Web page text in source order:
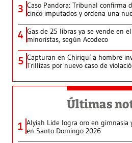
3 Caso Pandora: Tribunal confirma
cinco imputados y ordena una
4 Gas de 25 libras ya se vende en
minoristas, según Acodeco
5 Capturan en Chiriquí a hombre
Trillizas por nuevo caso de
Últimas
1 Alyiah Lide logra oro en gimnasia
en Santo Domingo 2026